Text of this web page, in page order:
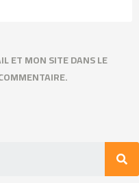
ET MON SITE DANS LE